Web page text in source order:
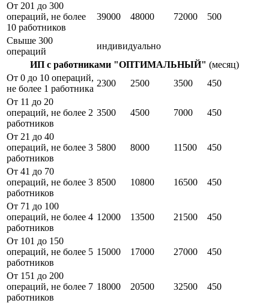
От 201 до 300
операций, не более
10 работников
39000 48000 72000 500
Свыше 300
операций
индивидуально
ИП с работниками "ОПТИМАЛЬНЫЙ" (месяц)
От 0 до 10 операций,
не более 1 работника
2300 2500 3500
450
От 11 до 20
операций, не более 2
работников
3500 4500 7000 450
От 21 до 40
операций, не более 3
работников
5800 8000 11500 450
От 41 до 70
операций, не более 3
работников
8500 10800 16500 450
От 71 до 100
операций, не более 4
работников
12000 13500 21500 450
От 101 до 150
операций, не более 5
работников
15000 17000 27000 450
От 151 до 200
операций, не более 7
работников
18000 20500 32500 450